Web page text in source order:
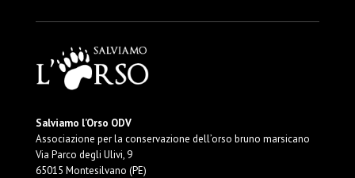
Salviamo l’Orso ODV
Associazione per la conservazione dell’orso bruno marsicano
Via Parco degli Ulivi, 9
65015 Montesilvano (PE)